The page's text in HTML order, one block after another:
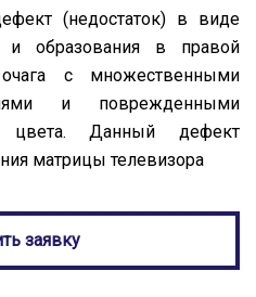
(недостаток) в виде
и образования в правой
с множественными
и поврежденными
цвета. Данный дефект
матрицы телевизора
заявку